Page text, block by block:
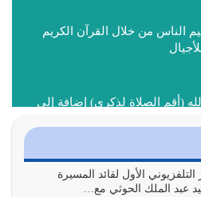
الناس من خلال القرآن الكريم
(أقم الصلاة لذكري) إضافة إلى
الابتعاد عن كتاب الله والتعدي
الأول لقائد المسيرة
عبد الملك الحوثي مع…